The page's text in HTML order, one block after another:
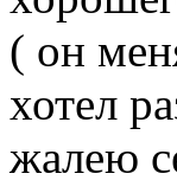
( он
хотел
жалею